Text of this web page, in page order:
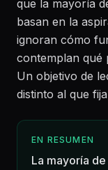
que la mayoría
basan en la
ignoran cómo
contemplan qué
Un objetivo de
distinto al que
EN RESUMEN
La mayoría